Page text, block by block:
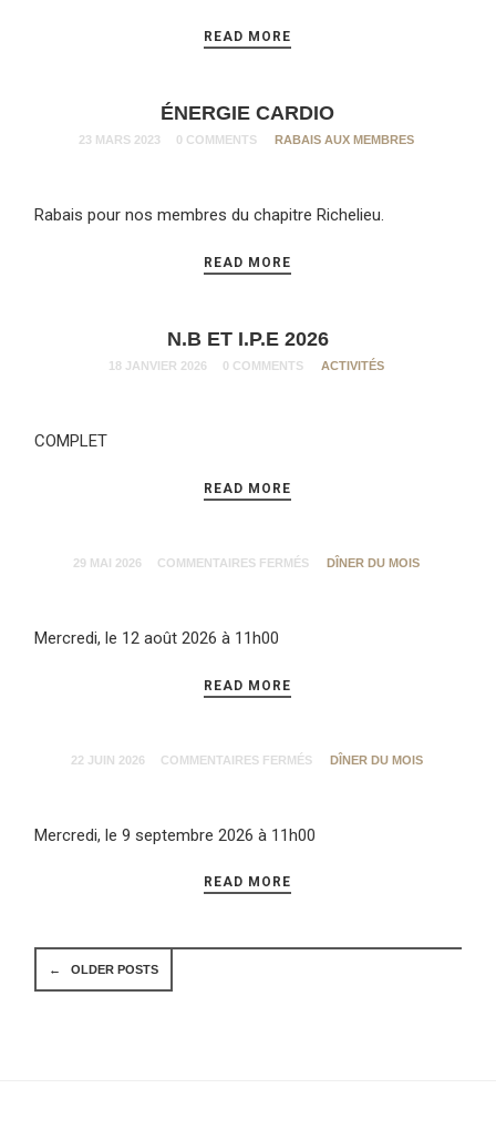
READ MORE
ÉNERGIE CARDIO
23 MARS 2023 0 COMMENTS RABAIS AUX MEMBRES
Rabais pour nos membres du chapitre Richelieu.
READ MORE
N.B ET I.P.E 2026
18 JANVIER 2026 0 COMMENTS ACTIVITÉS
COMPLET
READ MORE
29 MAI 2026 COMMENTAIRES FERMÉS DÎNER DU MOIS
Mercredi, le 12 août 2026 à 11h00
READ MORE
22 JUIN 2026 COMMENTAIRES FERMÉS DÎNER DU MOIS
Mercredi, le 9 septembre 2026 à 11h00
READ MORE
← OLDER POSTS